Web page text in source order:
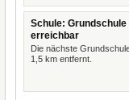
Schule: Grundschule
erreichbar
Die nächste
1,5 km entfernt.